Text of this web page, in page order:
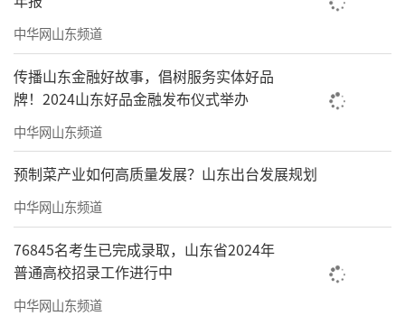
中华网山东频道
传播山东金融好故事，倡树服务实体好品
牌！2024山东好品金融发布仪式举办
中华网山东频道
预制菜产业如何高质量发展？山东出台发展规划
中华网山东频道
76845名考生已完成录取，山东省2024年
普通高校招录工作进行中
中华网山东频道